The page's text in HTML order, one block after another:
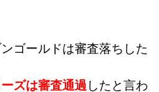
ゴールドは審査落ちした
ズは審査通過 したと言わ